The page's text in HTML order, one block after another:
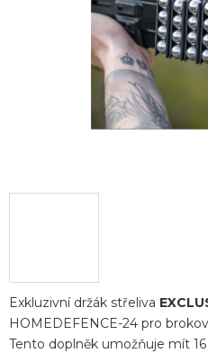
Exkluzivní držák střeliva
HOMEDEFENCE-24 pro
Tento doplněk umožňuje mít